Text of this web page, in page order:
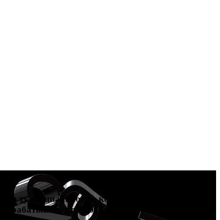
ту специальность, которая подойдет вам
от 70 000 до 200 000 рублей и